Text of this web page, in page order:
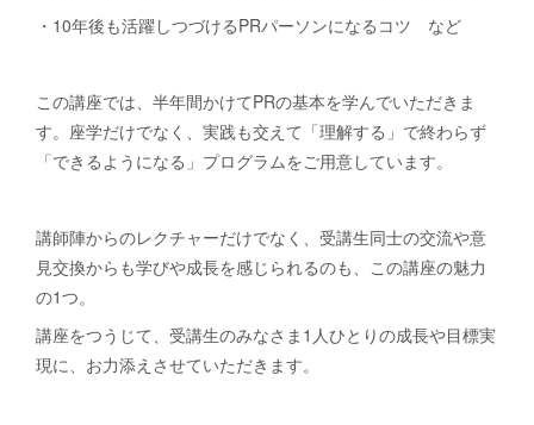
・10年後も活躍しつづけるPRパーソンになるコツ など
この講座では、半年間かけてPRの基本を学んでいただきま
す。座学だけでなく、実践も交えて「理解する」で終わらず
「できるようになる」プログラムをご用意しています。
講師陣からのレクチャーだけでなく、受講生同士の交流や意
見交換からも学びや成長を感じられるのも、この講座の魅力
の1つ。
講座をつうじて、受講生のみなさま1人ひとりの成長や目標実
現に、お力添えさせていただきます。